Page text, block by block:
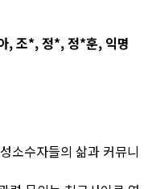
, 조*, 정*, 정*훈, 익명
소수자들의 삶과 커뮤니